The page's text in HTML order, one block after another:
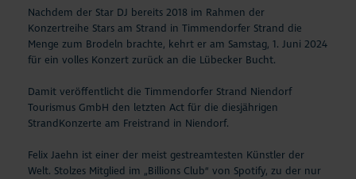
Nachdem der Star DJ bereits 2018 im Rahmen der
Konzertreihe Stars am Strand in Timmendorfer Strand die
Menge zum Brodeln brachte, kehrt er am Samstag, 1. Juni 2024
für ein volles Konzert zurück an die Lübecker Bucht.
Damit veröffentlicht die Timmendorfer Strand Niendorf
Tourismus GmbH den letzten Act für die diesjährigen
StrandKonzerte am Freistrand in Niendorf.
Felix Jaehn ist einer der meist gestreamtesten Künstler der
Welt. Stolzes Mitglied im „Billions Club“ von Spotify, zu der nur